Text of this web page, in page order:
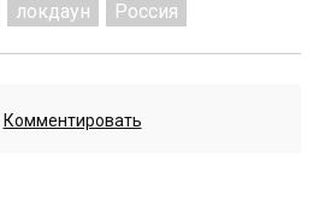
локдаун Россия
Комментировать